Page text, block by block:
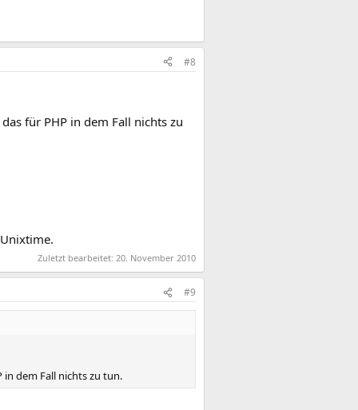
#8
für PHP in dem Fall nichts zu
Zuletzt bearbeitet: 20. November 2010
#9
in dem Fall nichts zu tun.